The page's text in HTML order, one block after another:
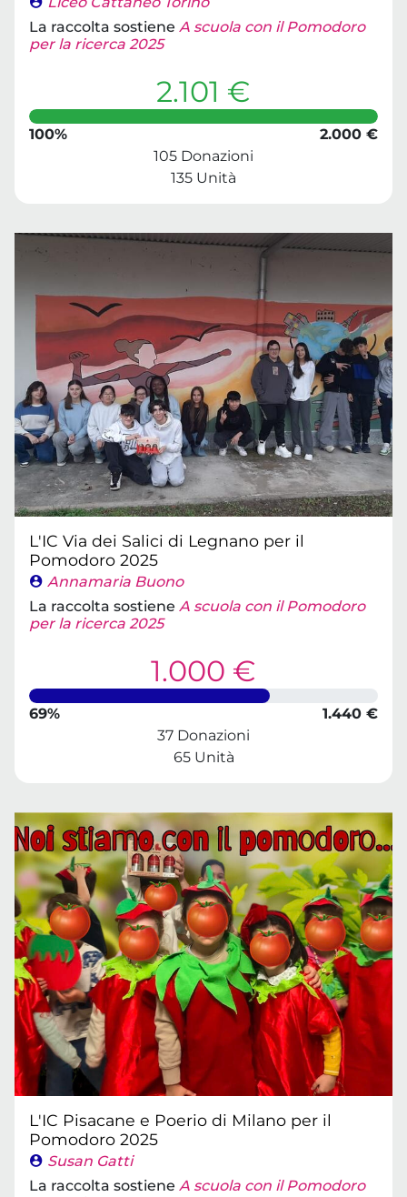
La raccolta sostiene A scuola con il Pomodoro
per la ricerca 2025
2.101 €
100%
2.000 €
105 Donazioni
135 Unità
L'IC Via dei Salici di Legnano per il
Pomodoro 2025
Annamaria Buono
La raccolta sostiene A scuola con il Pomodoro
per la ricerca 2025
1.000 €
69%
1.440 €
37 Donazioni
65 Unità
L'IC Pisacane e Poerio di Milano per il
Pomodoro 2025
Susan Gatti
La raccolta sostiene A scuola con il Pomodoro